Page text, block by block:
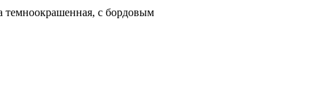
темноокрашенная, с бордовым